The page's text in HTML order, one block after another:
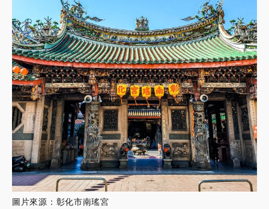
圖片來源：彰化市南瑤宮